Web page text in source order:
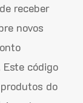
receber
novos
código
do